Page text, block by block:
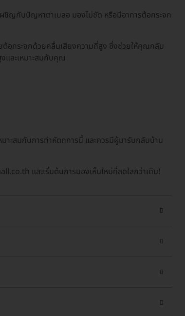
ญกับปัญหาตาเบลอ มองไม่ชัด หรือมีอาการต้อกระจก
ต้อกระจกด้วยคลื่นเสียงความถี่สูง ซึ่งช่วยให้คุณกลับ
และเหมาะสมกับคุณ
าะสมกับการทำหัตถการนี้ และควรมีผู้มารับกลับบ้าน
และเริ่มต้นการมองเห็นใหม่ที่สดใสกว่าเดิม!